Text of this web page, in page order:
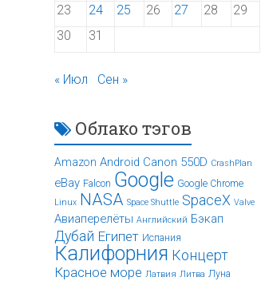
23
24 25 26 27 28
29
30
31
« Июл Сен »
Облако тэгов
Amazon Android Canon 550D CrashPlan
eBay Falcon Google Google Chrome
Linux NASA Space Shuttle SpaceX Valve
Авиаперелёты Английский Бэкап
Дубай Египет Испания
Калифорния Концерт
Красное море Латвия Литва Луна